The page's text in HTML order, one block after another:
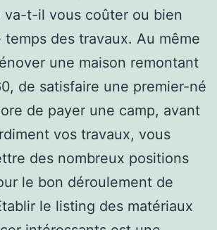
va-t-il vous coûter ou bien
temps des travaux. Au même
une maison remontant
de satisfaire une premier-né
de payer une camp, avant
vos travaux, vous
des nombreux positions
le bon déroulement de
le listing des matériaux